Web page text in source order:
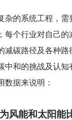
杂的系统工程，需
每个行业对自己的
减碳路径及各种路
中和的挑战及认知
数据来说明：
风能和太阳能